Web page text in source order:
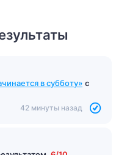
с результатом 8/14
в субботу»